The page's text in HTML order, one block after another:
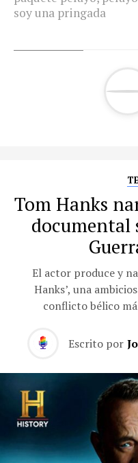
soy una pringada
Tom Hanks
documental
El actor produce y
Hanks’, una
conflicto bélico
Escrito por